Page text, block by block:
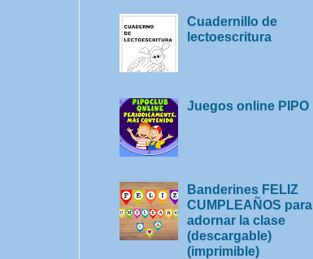
Cuadernillo de
lectoescritura
Juegos online PIPO
Banderines FELIZ
CUMPLEAÑOS para
adornar la clase
(descargable)
(imprimible)